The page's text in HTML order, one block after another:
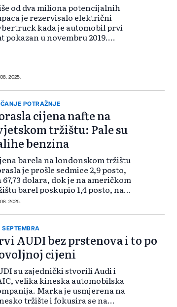
od dva miliona potencijalnih
je rezervisalo električni
kada je automobil prvi
pokazan u novembru 2019.
p...
2025.
POTRAŽNJE
cijena nafte na
tržištu: Pale su
benzina
barela na londonskom tržištu
je prošle sedmice 2,9 posto,
67,73 dolara, dok je na američkom
barel poskupio 1,4 posto, na
dolara. Rast cijena zahvaljuje
u. Naime, Am...
2025.
SEPTEMBRA
AUDI bez prstenova i to po
cijeni
su zajednički stvorili Audi i
velika kineska automobilska
Marka je usmjerena na
tržište i fokusira se na